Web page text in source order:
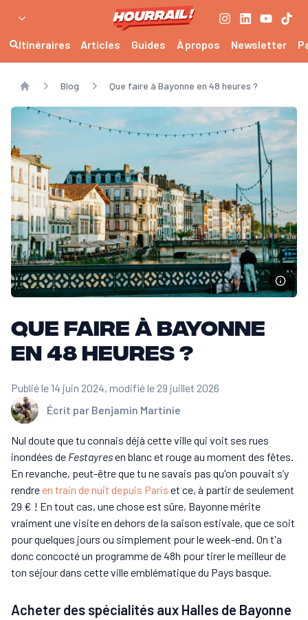
Itinéraires Articles Guides À propos Newsletter
Home
Blog Que faire à Bayonne en 48 heures ?
Que faire à Bayonne
en 48 heures ?
Écrit par Benjamin Martinie
Publié le 14 juin 2024, modifié le 29 juillet 2026
Nul doute que tu connais déjà cette ville qui voit ses rues
inondées de Festayresen blanc et rouge au moment des fêtes.
En revanche, peut-être que tu ne savais pas qu'on pouvait s’y
rendreen train de nuit depuis Paris et ce, à partir de seulement
29 € ! En tout cas, une chose est sûre, Bayonne mérite
vraiment une visite en dehors de la saison estivale, que ce soit
pour quelques jours ou simplement pour le week-end. On t'a
donc concocté un programme de 48h pour tirer le meilleur de
ton séjour dans cette ville emblématique du Pays basque.
Acheter des spécialités aux Halles de Bayonne